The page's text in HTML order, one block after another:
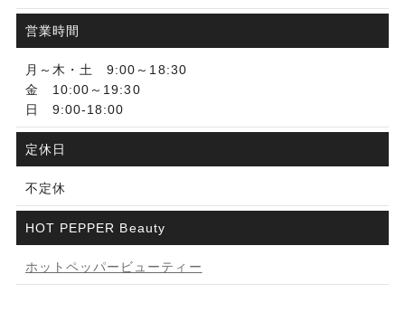
営業時間
月～木・土 9:00～18:30
金 10:00～19:30
日 9:00-18:00
定休日
不定休
HOT PEPPER Beauty
ホットペッパービューティー